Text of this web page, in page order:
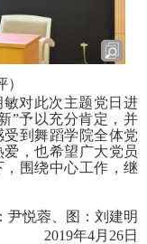
对此次主题党日进
”予以充分肯定，并
到舞蹈学院全体党
，也希望广大党员
围绕中心工作，继
：刘建明
2019年4月 26日